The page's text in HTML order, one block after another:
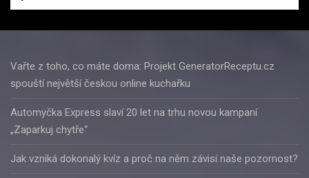
Vařte z toho, co máte doma: Projekt GeneratorReceptu.cz
spouští největší českou online kuchařku
Automyčka Express slaví 20 let na trhu novou kampaní
„Zaparkuj chytře“
Jak vzniká dokonalý kvíz a proč na něm závisí naše pozornost?